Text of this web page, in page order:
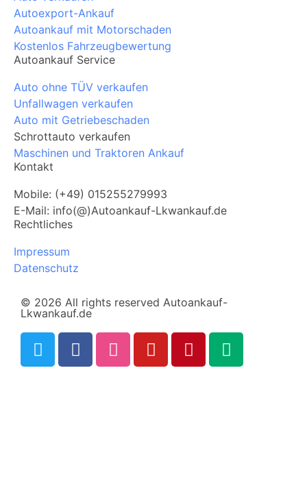
Autoexport-Ankauf
Autoankauf mit Motorschaden
Kostenlos Fahrzeugbewertung
Autoankauf Service
Auto ohne TÜV verkaufen
Unfallwagen verkaufen
Auto mit Getriebeschaden
Schrottauto verkaufen
Maschinen und Traktoren Ankauf
Kontakt
Mobile: (+49) 015255279993
E-Mail: info(@)Autoankauf-Lkwankauf.de
Rechtliches
Impressum
Datenschutz
© 2026 All rights reserved Autoankauf-
Lkwankauf.de